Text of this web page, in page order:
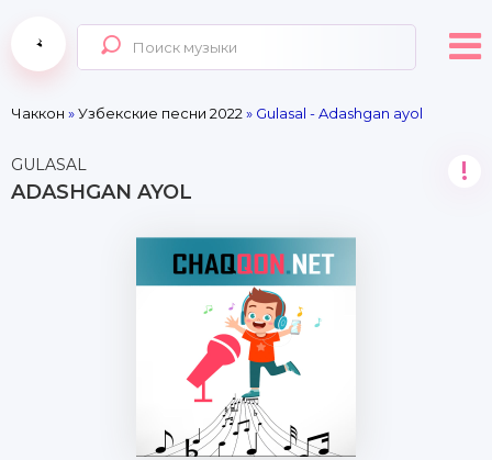
Чаккон »Узбекские песни 2022 » Gulasal - Adashgan ayol
GULASAL
ADASHGAN AYOL
!